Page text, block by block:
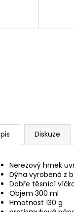
Diskuze
Nerezový hrnek
Dýha vyrobená z
Dobře těsnící
Objem 300 ml
Hmotnost 130 g